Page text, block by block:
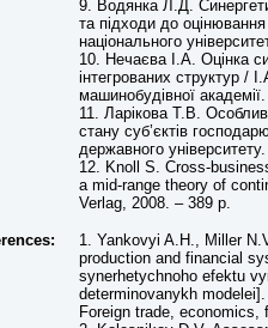
9. Водянка Л.Д.
та підходи до
національного
10. Нечаєва І.А. Оцінка
інтегрованих структур /
машинобудівної
11. Ларікова Т.В.
стану суб’єктів
державного
12. Knoll S. Cross-
a mid-range theory of
Verlag, 2008. – 389 p.
1. Yankovyi A.H., Miller
production and financial
synerhetychnoho efektu
determinovanykh
Foreign trade, economics,